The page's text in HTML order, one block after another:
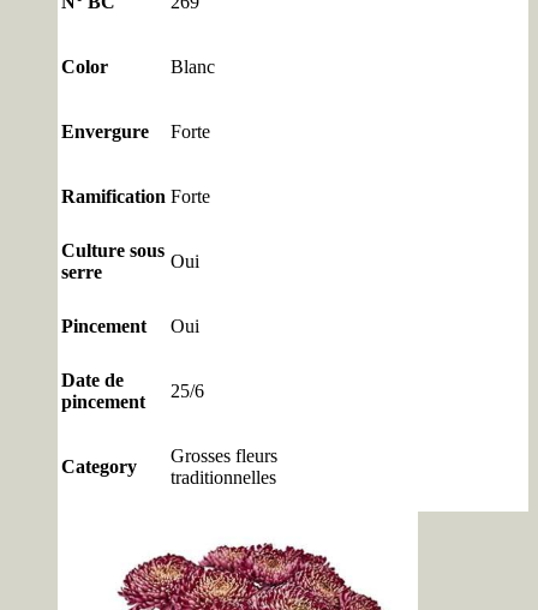
Color Blanc
Envergure Forte
Ramification Forte
Culture sous
serre
Oui
Pincement Oui
Date de
pincement
25/6
Category
Grosses fleurs
traditionnelles